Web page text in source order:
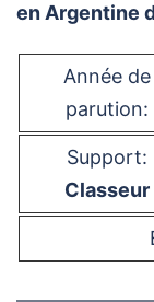
en Argentine
Année de
parution:
Support:
Classeur